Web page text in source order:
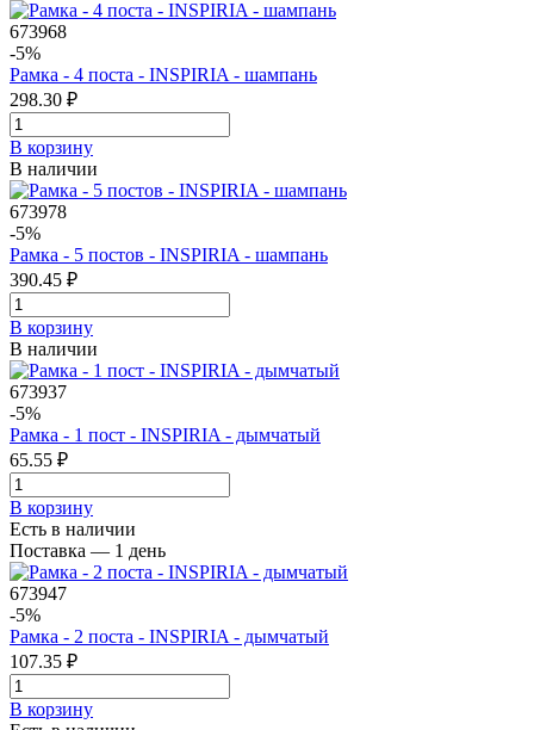
673968
-5%
Рамка - 4 поста - INSPIRIA - шампань
298.30 ₽
В корзинy
В наличии
673978
-5%
Рамка - 5 постов - INSPIRIA - шампань
390.45 ₽
В корзинy
В наличии
673937
-5%
Рамка - 1 пост - INSPIRIA - дымчатый
65.55 ₽
В корзинy
Есть в наличии
Поставка — 1 день
673947
-5%
Рамка - 2 поста - INSPIRIA - дымчатый
107.35 ₽
В корзинy